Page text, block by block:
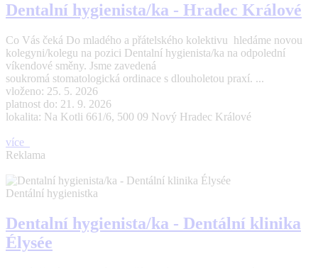
Dentalní hygienista/ka - Hradec Králové
Co Vás čeká Do mladého a přátelského kolektivu hledáme novou
kolegyni/kolegu na pozici Dentalní hygienista/ka na odpolední
víkendové směny. Jsme zavedená
soukromá stomatologická ordinace s dlouholetou praxí. ...
vloženo: 25. 5. 2026
platnost do: 21. 9. 2026
lokalita: Na Kotli 661/6, 500 09 Nový Hradec Králové
více
Reklama
Dentální hygienistka
Dentalní hygienista/ka - Dentální klinika
Élysée